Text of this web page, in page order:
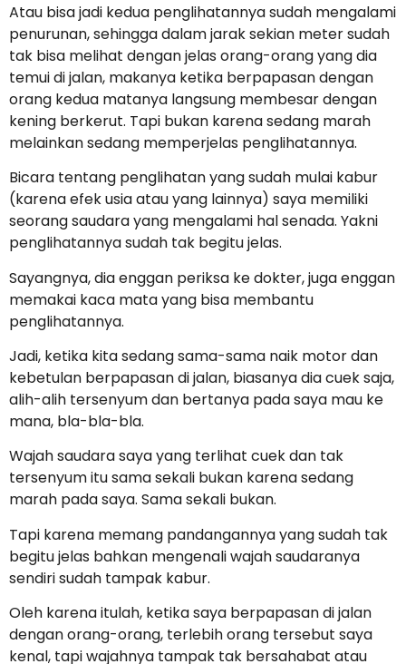
Atau bisa jadi kedua penglihatannya sudah mengalami
penurunan, sehingga dalam jarak sekian meter sudah
tak bisa melihat dengan jelas orang-orang yang dia
temui di jalan, makanya ketika berpapasan dengan
orang kedua matanya langsung membesar dengan
kening berkerut. Tapi bukan karena sedang marah
melainkan sedang memperjelas penglihatannya.
Bicara tentang penglihatan yang sudah mulai kabur
(karena efek usia atau yang lainnya) saya memiliki
seorang saudara yang mengalami hal senada. Yakni
penglihatannya sudah tak begitu jelas.
Sayangnya, dia enggan periksa ke dokter, juga enggan
memakai kaca mata yang bisa membantu
penglihatannya.
Jadi, ketika kita sedang sama-sama naik motor dan
kebetulan berpapasan di jalan, biasanya dia cuek saja,
alih-alih tersenyum dan bertanya pada saya mau ke
mana, bla-bla-bla.
Wajah saudara saya yang terlihat cuek dan tak
tersenyum itu sama sekali bukan karena sedang
marah pada saya. Sama sekali bukan.
Tapi karena memang pandangannya yang sudah tak
begitu jelas bahkan mengenali wajah saudaranya
sendiri sudah tampak kabur.
Oleh karena itulah, ketika saya berpapasan di jalan
dengan orang-orang, terlebih orang tersebut saya
kenal, tapi wajahnya tampak tak bersahabat atau